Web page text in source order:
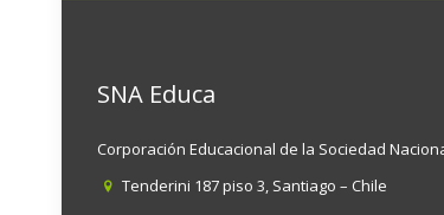
SNA Educa
Corporación Educacional de la Sociedad
Tenderini 187 piso 3, Santiago – Chile